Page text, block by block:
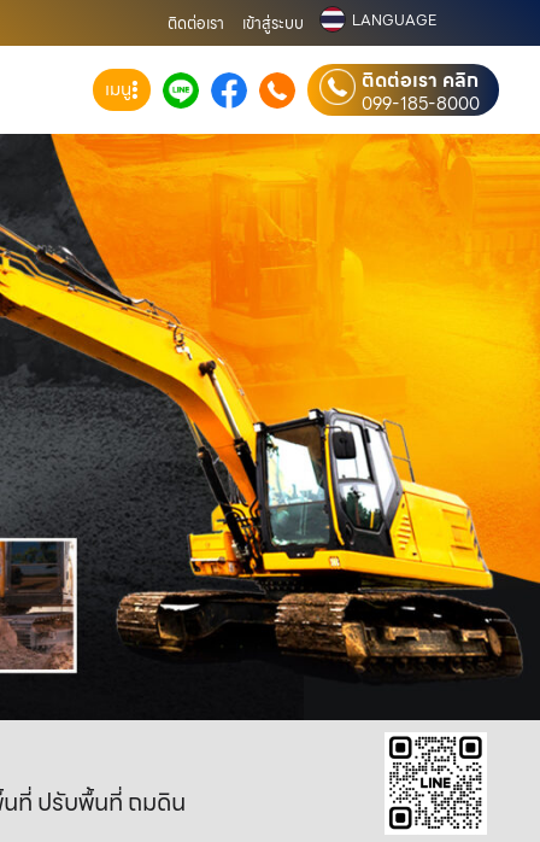
ติดต่อเรา เข้าสู่ระบบ LANGUAGE
เมนู ติดต่อเรา คลิก
099-185-8000
นที่ ปรับพื้นที่ ถมดิน